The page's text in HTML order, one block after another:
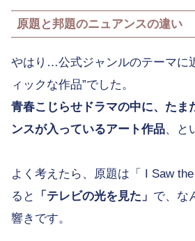
原題と邦題のニュアンスの違い
やはり…公式ジャンルのテーマに
ィックな作品”でした。
青春こじらせドラマの中に、たま
ンスが入っているアート作品、と
よく考えたら、原題は「 I Saw
ると
「テレビの光を見た」 で、な
響きです。